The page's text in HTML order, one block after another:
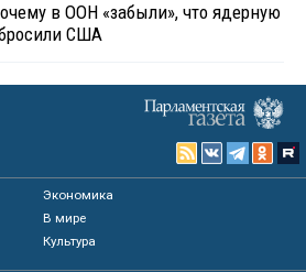
в ООН «забыли», что ядерную
США
Экономика
В мире
Культура